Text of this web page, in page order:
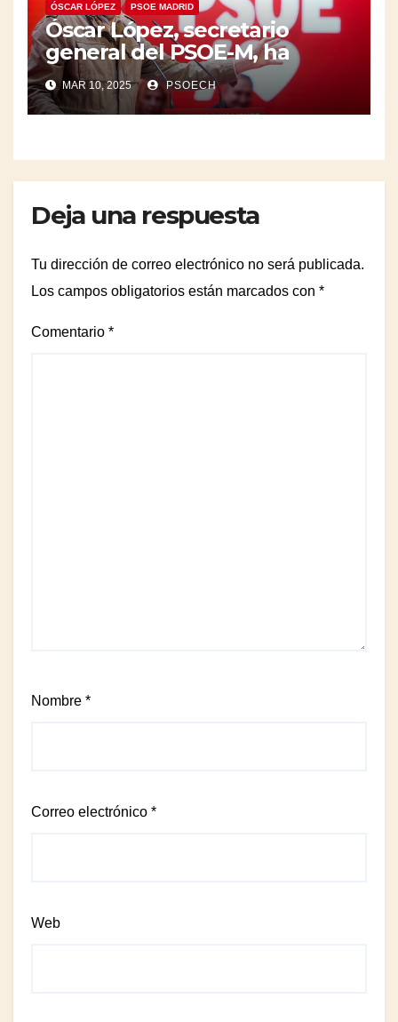
ÓSCAR LÓPEZ PSOE MADRID
Óscar López, secretario
general del PSOE-M, ha
enviado una carta a los
rectores de las universidades
públicas madrileñas. Para
y buscar un modelo de
financiación adecuado.
MAR 10, 2025 PSOECH
Deja una respuesta
Tu dirección de correo electrónico no será publicada.
Los campos obligatorios están marcados con *
Comentario *
Nombre *
Correo electrónico *
Web